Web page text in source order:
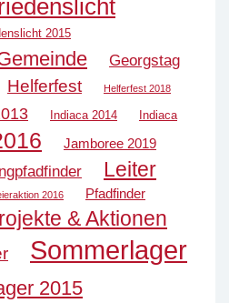
2015
Georgstag
Helferfest Helferfest 2018
Indiaca 2014 Indiaca
Jamboree 2019
Leiter
2016 Pfadfinder
& Aktionen
Sommerlager
2015